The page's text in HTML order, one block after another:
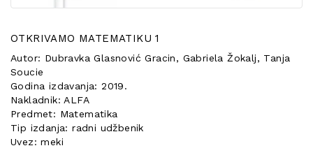
OTKRIVAMO MATEMATIKU 1
Autor: Dubravka Glasnović Gracin, Gabriela Žokalj, Tanja
Soucie
Godina izdavanja: 2019.
Nakladnik: ALFA
Predmet: Matematika
Tip izdanja: radni udžbenik
Uvez: meki